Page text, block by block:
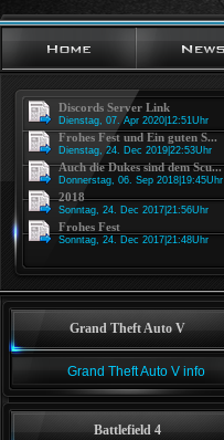
Discords Server Link
Dienstag, 07. Apr 2020|12:51Uhr
Frohes Fest und Ein guten S...
Dienstag, 24. Dec 2019|22:53Uhr
Auch die Dukes sind dem Scu...
Donnerstag, 06. Sep 2018|19:45Uhr
2018
Sonntag, 24. Dec 2017|21:56Uhr
Frohes Fest
Sonntag, 24. Dec 2017|21:48Uhr
Grand Theft Auto V
Grand Theft Auto V info
Battlefield 4